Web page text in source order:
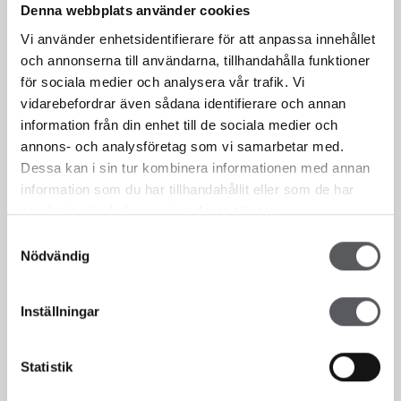
Denna webbplats använder cookies
Vi använder enhetsidentifierare för att anpassa innehållet
och annonserna till användarna, tillhandahålla funktioner
för sociala medier och analysera vår trafik. Vi
vidarebefordrar även sådana identifierare och annan
information från din enhet till de sociala medier och
annons- och analysföretag som vi samarbetar med.
Dessa kan i sin tur kombinera informationen med annan
information som du har tillhandahållit eller som de har
samlat in när du har använt deras tjänster.
Nödvändig
Inställningar
Statistik
Vi finns här för dig!
Sedan 1993 har vi som hustillverkare hjälpt våra kunder att bygga
hus. Fiskarhedenvillan har alltid byggt hus i lösvirke. Det innebär att
vi bygger alla våra hus på plats på kundens tomt, en bräda i taget.
påverka hur ditt hus ska se ut i en väldigt hög utsträckning. Vi
väljer att kalla vår flexibilitet för frihet, en frihet som för dig som